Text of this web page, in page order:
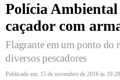
Polícia Ambiental
caçador com
Flagrante em um ponto do
diversos pescadores
Publicado em: 15 de novembro de 2016 às 19:28